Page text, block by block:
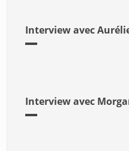
Interview avec
Interview avec